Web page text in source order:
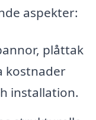
aspekter:
plåttak
kostnader
installation.